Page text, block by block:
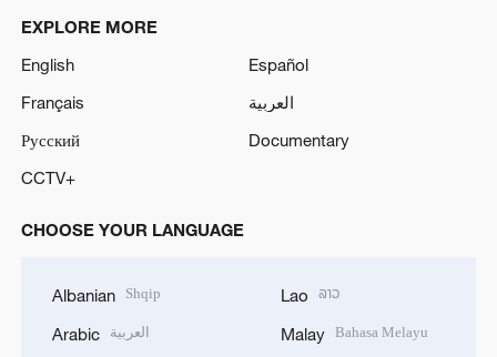
EXPLORE MORE
English
Español
Français
العربية
Русский
Documentary
CCTV+
CHOOSE YOUR LANGUAGE
Albanian Shqip
Arabic العربية
Lao ລາວ
Malay Bahasa Melayu